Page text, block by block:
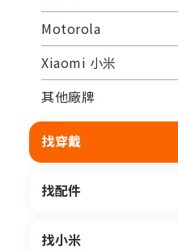
Motorola
Xiaomi 小米
其他廠牌
找穿戴
找配件
找小米